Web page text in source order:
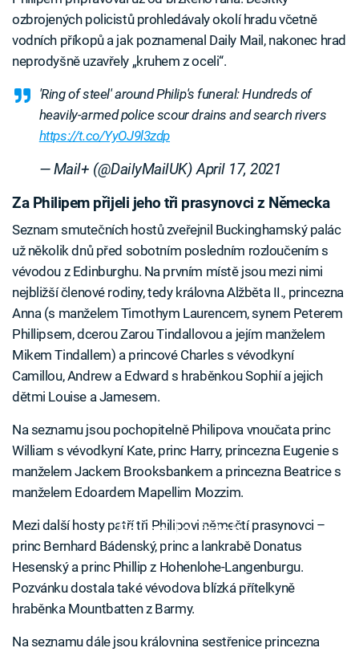
ozbrojených policistů prohledávaly okolí hradu včetně
vodních příkopů a jak poznamenal Daily Mail, nakonec hrad
neprodyšně uzavřely „kruhem z oceli“.
'Ring of steel' around Philip's funeral: Hundreds of
heavily-armed police scour drains and search rivers
https://t.co/YyOJ9l3zdp
— Mail+ (@DailyMailUK)April 17, 2021
Za Philipem přijeli jeho tři prasynovci z Německa
Seznam smutečních hostů zveřejnil Buckinghamský palác
už několik dnů před sobotním posledním rozloučením s
vévodou z Edinburghu. Na prvním místě jsou mezi nimi
nejbližší členové rodiny, tedy královna Alžběta II., princezna
Anna (s manželem Timothym Laurencem, synem Peterem
Phillipsem, dcerou Zarou Tindallovou a jejím manželem
Mikem Tindallem) a princové Charles s vévodkyní
Camillou, Andrew a Edward s hraběnkou Sophií a jejich
dětmi Louise a Jamesem.
Na seznamu jsou pochopitelně Philipova vnoučata princ
William s vévodkyní Kate, princ Harry, princezna Eugenie s
manželem Jackem Brooksbankem a princezna Beatrice s
manželem Edoardem Mapellim Mozzim.
Failed to fetch
Mezi další hosty patří tři Philipovi němečtí prasynovci –
princ Bernhard Bádenský, princ a lankrabě Donatus
Hesenský a princ Phillip z Hohenlohe-Langenburgu.
Pozvánku dostala také vévodova blízká přítelkyně
hraběnka Mountbatten z Barmy.
Na seznamu dále jsou královnina sestřenice princezna